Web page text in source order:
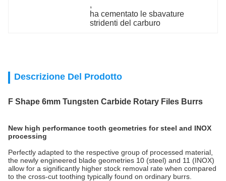
,
ha cementato le sbavature
stridenti del carburo
Descrizione Del Prodotto
F Shape 6mm Tungsten Carbide Rotary Files Burrs
New high performance tooth geometries for steel and INOX
processing
Perfectly adapted to the respective group of processed material,
the newly engineered blade geometries 10 (steel) and 11 (INOX)
allow for a significantly higher stock removal rate when compared
to the cross-cut toothing typically found on ordinary burrs.